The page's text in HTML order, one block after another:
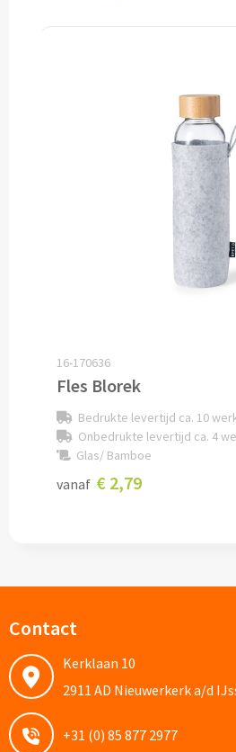
Alle schrijfwaren & pennen
Overige schrijfwaren
Markeerstiften bedrukken
Kinderschrijfwaren bedrukken
Waskrijtjes bedrukken
Notitieboekjes &
Notitieboekjes bedrukken
Notitieblokken bedrukken
Documentmappen bedrukken
Klemborden bedrukken
Memo's
Memoblaadjes bedrukken
16-170636
Fles Blorek
Bedrukte levertijd ca. 10
Onbedrukte levertijd ca. 4
Glas/ Bamboe
vanaf € 2,79
Contact
Kerklaan 10
2911 AD Nieuwerkerk a/d
+31 (0) 85 877 2977